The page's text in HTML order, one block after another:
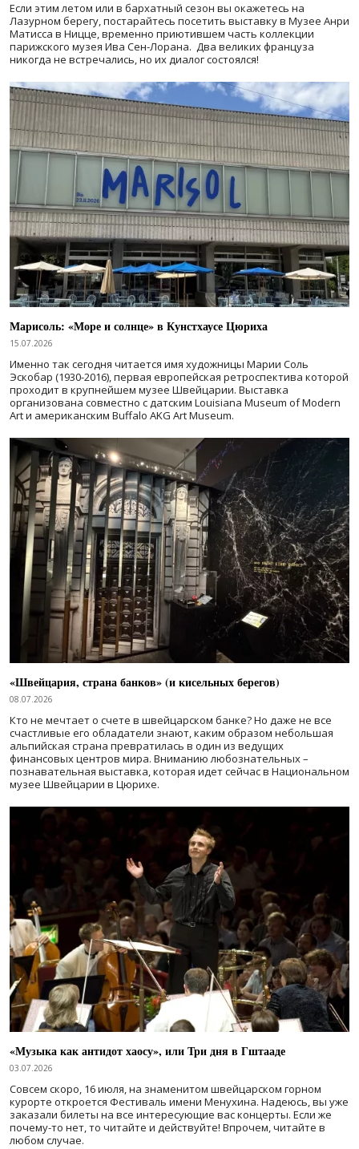
Если этим летом или в бархатный сезон вы окажетесь на
Лазурном берегу, постарайтесь посетить выставку в Музее Анри
Матисса в Ницце, временно приютившем часть коллекции
парижского музея Ива Сен-Лорана. Два великих француза
никогда не встречались, но их диалог состоялся!
Марисоль: «Море и солнце» в Кунстхаусе Цюриха
15.07.2026
Именно так сегодня читается имя художницы Марии Соль
Эскобар (1930-2016), первая европейская ретроспектива которой
проходит в крупнейшем музее Швейцарии. Выставка
организована совместно с датским Louisiana Museum of Modern
Art и американским Buffalo AKG Art Museum.
«Швейцария, страна банков» (и кисельных берегов)
08.07.2026
Кто не мечтает о счете в швейцарском банке? Но даже не все
счастливые его обладатели знают, каким образом небольшая
альпийская страна превратилась в один из ведущих
финансовых центров мира. Вниманию любознательных –
познавательная выставка, которая идет сейчас в Национальном
музее Швейцарии в Цюрихе.
«Музыка как антидот хаосу», или Три дня в Гштааде
03.07.2026
Совсем скоро, 16 июля, на знаменитом швейцарском горном
курорте откроется Фестиваль имени Менухина. Надеюсь, вы уже
заказали билеты на все интересующие вас концерты. Если же
почему-то нет, то читайте и действуйте! Впрочем, читайте в
любом случае.